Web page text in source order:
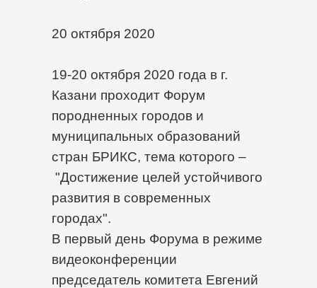
20 октября 2020
19-20 октября 2020 года в г.
Казани проходит Форум
породненных городов и
муниципальных образований
стран БРИКС, тема которого –
"Достижение целей устойчивого
развития в современных
городах".
В первый день Форума в режиме
видеоконференции
председатель комитета Евгений